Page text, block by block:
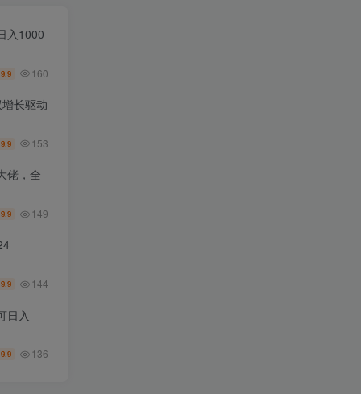
入1000
9.9 160
长驱动
9.9 153
佬，全
9.9 149
9.9 144
日入
9.9 136